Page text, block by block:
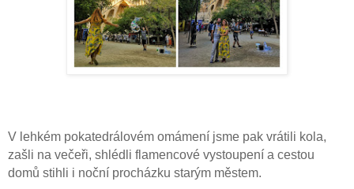
V lehkém pokatedrálovém omámení jsme pak vrátili kola,
zašli na večeři, shlédli flamencové vystoupení a cestou
domů stihli i noční procházku starým městem.